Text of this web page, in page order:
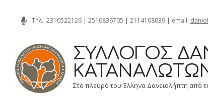
content
Τηλ.: 2310522126 | 2510836705 | 2114108039 | email:
ΣΎΛΛΟΓΟΣ
Στο πλευρό του Έλληνα Δανειολήπτη από